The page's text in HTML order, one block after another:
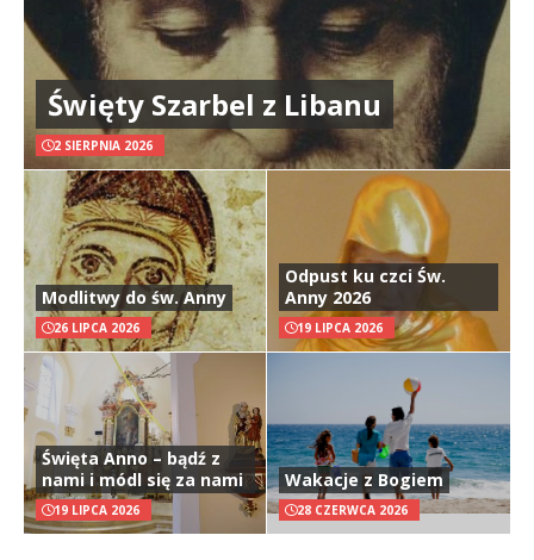
Święty Szarbel z Libanu
2 SIERPNIA 2026
Modlitwy do św. Anny
26 LIPCA 2026
Odpust ku czci Św.
Anny 2026
19 LIPCA 2026
Święta Anno – bądź z
nami i módl się za nami
19 LIPCA 2026
Wakacje z Bogiem
28 CZERWCA 2026